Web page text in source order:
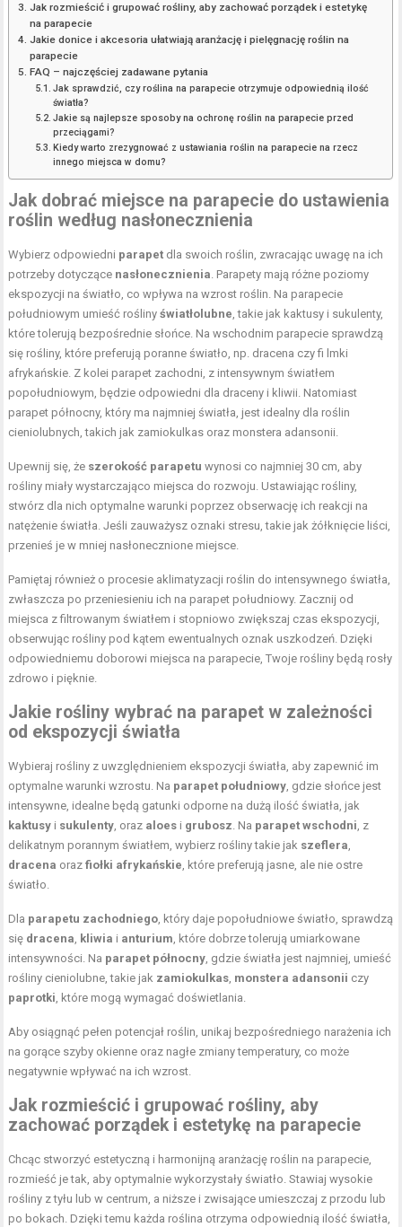
Jak rozmieścić i grupować rośliny, aby zachować porządek i estetykę
na parapecie
Jakie donice i akcesoria ułatwiają aranżację i pielęgnację roślin na
parapecie
FAQ – najczęściej zadawane pytania
Jak sprawdzić, czy roślina na parapecie otrzymuje odpowiednią ilość
światła?
Jakie są najlepsze sposoby na ochronę roślin na parapecie przed
przeciągami?
Kiedy warto zrezygnować z ustawiania roślin na parapecie na rzecz
innego miejsca w domu?
Jak dobrać miejsce na parapecie do ustawienia
roślin według nasłonecznienia
Wybierz odpowiedni parapet dla swoich roślin, zwracając uwagę na ich
potrzeby dotyczące nasłonecznienia. Parapety mają różne poziomy
ekspozycji na światło, co wpływa na wzrost roślin. Na parapecie
południowym umieść roślinyświatłolubne, takie jak kaktusy i sukulenty,
które tolerują bezpośrednie słońce. Na wschodnim parapecie sprawdzą
się rośliny, które preferują poranne światło, np. dracena czy fi lmki
afrykańskie. Z kolei parapet zachodni, z intensywnym światłem
popołudniowym, będzie odpowiedni dla draceny i kliwii. Natomiast
parapet północny, który ma najmniej światła, jest idealny dla roślin
cieniolubnych, takich jak zamiokulkas oraz monstera adansonii.
Upewnij się, że szerokość parapetu wynosi co najmniej 30 cm, aby
rośliny miały wystarczająco miejsca do rozwoju. Ustawiając rośliny,
stwórz dla nich optymalne warunki poprzez obserwację ich reakcji na
natężenie światła. Jeśli zauważysz oznaki stresu, takie jak żółknięcie liści,
przenieś je w mniej nasłonecznione miejsce.
Pamiętaj również o procesie aklimatyzacji roślin do intensywnego światła,
zwłaszcza po przeniesieniu ich na parapet południowy. Zacznij od
miejsca z filtrowanym światłem i stopniowo zwiększaj czas ekspozycji,
obserwując rośliny pod kątem ewentualnych oznak uszkodzeń. Dzięki
odpowiedniemu doborowi miejsca na parapecie, Twoje rośliny będą rosły
zdrowo i pięknie.
Jakie rośliny wybrać na parapet w zależności
od ekspozycji światła
Wybieraj rośliny z uwzględnieniem ekspozycji światła, aby zapewnić im
optymalne warunki wzrostu. Na parapet południowy, gdzie słońce jest
intensywne, idealne będą gatunki odporne na dużą ilość światła, jak
kaktusy i sukulenty, oraz aloes i grubosz. Na parapet wschodni, z
delikatnym porannym światłem, wybierz rośliny takie jak szeflera,
dracena orazfiołki afrykańskie, które preferują jasne, ale nie ostre
światło.
Dla parapetu zachodniego, który daje popołudniowe światło, sprawdzą
się dracena, kliwia i anturium, które dobrze tolerują umiarkowane
intensywności. Na parapet północny, gdzie światła jest najmniej, umieść
rośliny cieniolubne, takie jak zamiokulkas, monstera adansonii czy
paprotki, które mogą wymagać doświetlania.
Aby osiągnąć pełen potencjał roślin, unikaj bezpośredniego narażenia ich
na gorące szyby okienne oraz nagłe zmiany temperatury, co może
negatywnie wpływać na ich wzrost.
Jak rozmieścić i grupować rośliny, aby
zachować porządek i estetykę na parapecie
Chcąc stworzyć estetyczną i harmonijną aranżację roślin na parapecie,
rozmieść je tak, aby optymalnie wykorzystały światło. Stawiaj wysokie
rośliny z tyłu lub w centrum, a niższe i zwisające umieszczaj z przodu lub
po bokach. Dzięki temu każda roślina otrzyma odpowiednią ilość światła,